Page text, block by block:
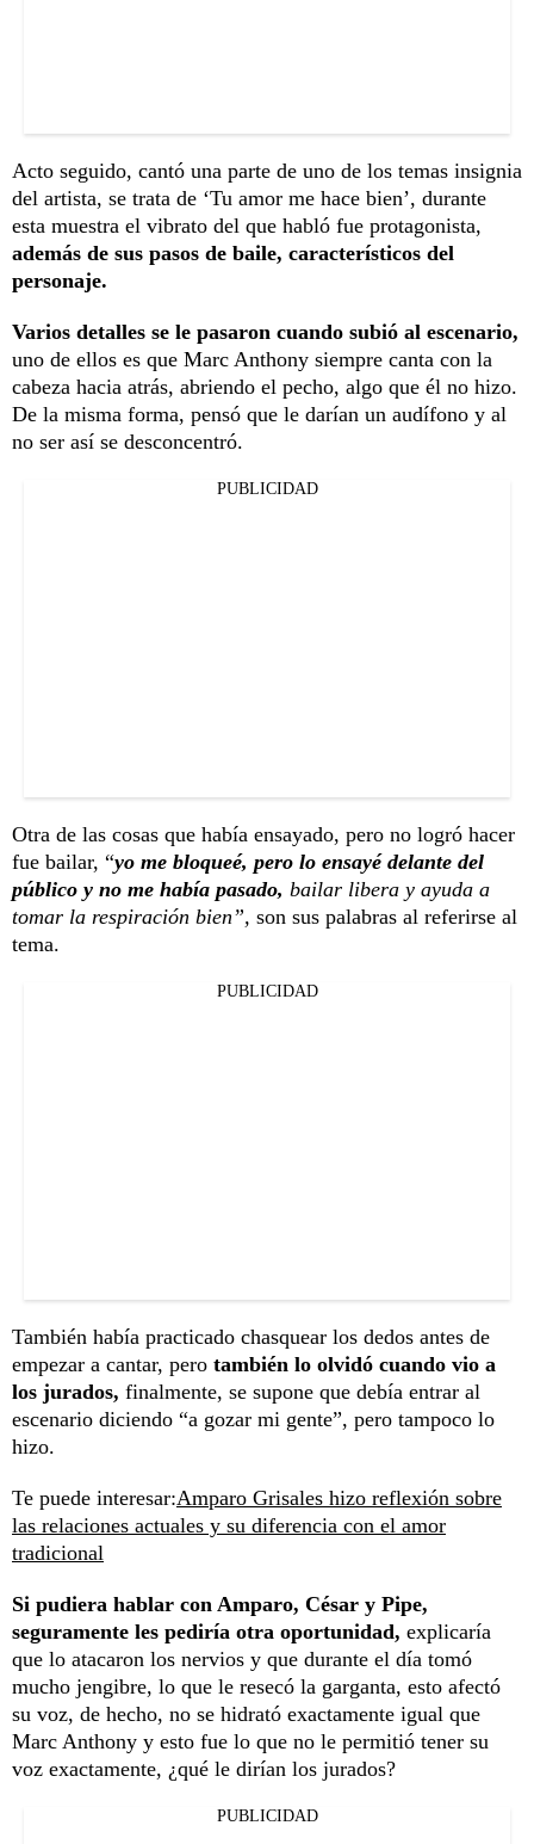
Acto seguido, cantó una parte de uno de los temas insignia
del artista, se trata de ‘Tu amor me hace bien’, durante
esta muestra el vibrato del que habló fue protagonista,
además de sus pasos de baile, característicos del
personaje.
Varios detalles se le pasaron cuando subió al escenario,
uno de ellos es que Marc Anthony siempre canta con la
cabeza hacia atrás, abriendo el pecho, algo que él no hizo.
De la misma forma, pensó que le darían un audífono y al
no ser así se desconcentró.
PUBLICIDAD
Otra de las cosas que había ensayado, pero no logró hacer
fue bailar, “yo me bloqueé, pero lo ensayé delante del
público y no me había pasado, bailar libera y ayuda a
tomar la respiración bien”, son sus palabras al referirse al
tema.
PUBLICIDAD
También había practicado chasquear los dedos antes de
empezar a cantar, pero también lo olvidó cuando vio a
los jurados, finalmente, se supone que debía entrar al
escenario diciendo “a gozar mi gente”, pero tampoco lo
hizo.
Te puede interesar:Amparo Grisales hizo reflexión sobre
las relaciones actuales y su diferencia con el amor
tradicional
Si pudiera hablar con Amparo, César y Pipe,
seguramente les pediría otra oportunidad, explicaría
que lo atacaron los nervios y que durante el día tomó
mucho jengibre, lo que le resecó la garganta, esto afectó
su voz, de hecho, no se hidrató exactamente igual que
Marc Anthony y esto fue lo que no le permitió tener su
voz exactamente, ¿qué le dirían los jurados?
PUBLICIDAD